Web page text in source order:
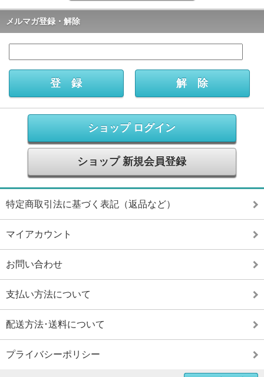
メルマガ登録・解除
ショップ ログイン
ショップ 新規会員登録
特定商取引法に基づく表記（返品など）
マイアカウント
お問い合わせ
支払い方法について
配送方法･送料について
プライバシーポリシー